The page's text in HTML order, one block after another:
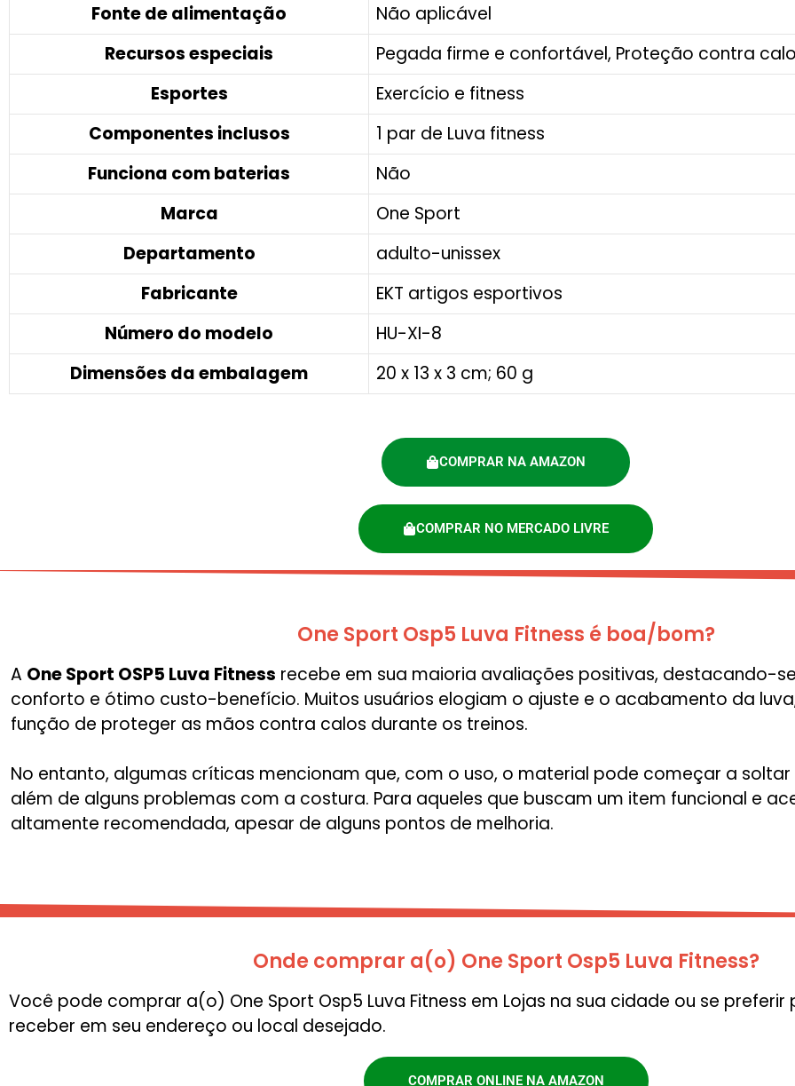
Fonte de alimentação
‎Não aplicável
Recursos especiais
‎Pegada firme e confortável, Proteção contra
Esportes
‎Exercício e fitness
Componentes inclusos
‎1 par de Luva fitness
Funciona com baterias
‎Não
Marca
‎One Sport
Departamento
‎adulto-unissex
Fabricante
‎EKT artigos esportivos
Número do modelo
‎HU-XI-8
Dimensões da embalagem
‎20 x 13 x 3 cm; 60 g
COMPRAR NA AMAZON
COMPRAR NO MERCADO LIVRE
One Sport Osp5 Luva Fitness é boa/bom?
A One Sport OSP5 Luva Fitness recebe em sua maioria avaliações positivas, destacando-
conforto e ótimo custo-benefício. Muitos usuários elogiam o ajuste e o acabamento da
função de proteger as mãos contra calos durante os treinos.
No entanto, algumas críticas mencionam que, com o uso, o material pode começar a
além de alguns problemas com a costura. Para aqueles que buscam um item funcional e
altamente recomendada, apesar de alguns pontos de melhoria.
Onde comprar a(o) One Sport Osp5 Luva Fitness?
Você pode comprar a(o) One Sport Osp5 Luva Fitness em Lojas na sua cidade ou se
receber em seu endereço ou local desejado.
COMPRAR ONLINE NA AMAZON